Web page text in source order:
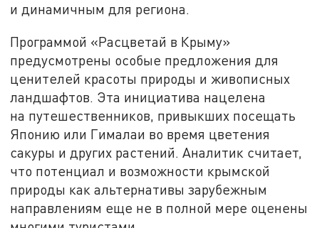
и динамичным для региона.
Программой «Расцветай в Крыму»
предусмотрены особые предложения для
ценителей красоты природы и живописных
ландшафтов. Эта инициатива нацелена
на путешественников, привыкших посещать
Японию или Гималаи во время цветения
сакуры и других растений. Аналитик считает,
что потенциал и возможности крымской
природы как альтернативы зарубежным
направлениям еще не в полной мере оценены